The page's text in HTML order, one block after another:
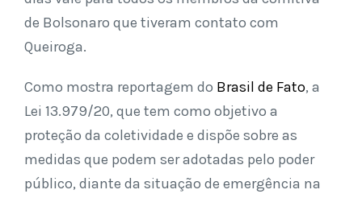
de Bolsonaro que tiveram contato com
Queiroga.
Como mostra reportagem do Brasil de Fato, a
Lei 13.979/20, que tem como objetivo a
proteção da coletividade e dispõe sobre as
medidas que podem ser adotadas pelo poder
público, diante da situação de emergência na